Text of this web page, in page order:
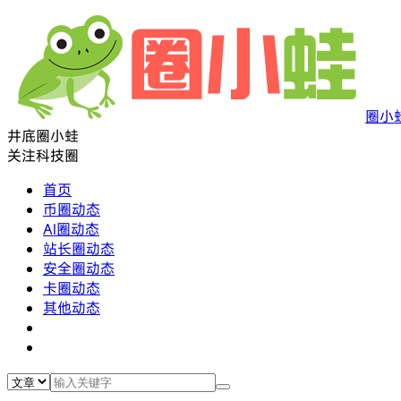
圈小
井底圈小蛙
关注科技圈
首页
币圈动态
AI圈动态
站长圈动态
安全圈动态
卡圈动态
其他动态